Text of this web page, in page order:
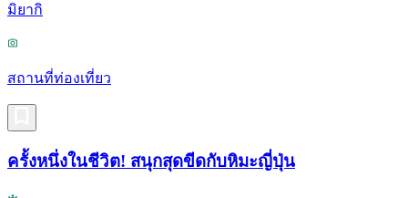
มิยากิ
สถานที่ท่องเที่ยว
ครั้งหนึ่งในชีวิต! สนุกสุดขีดกับหิมะญี่ปุ่น